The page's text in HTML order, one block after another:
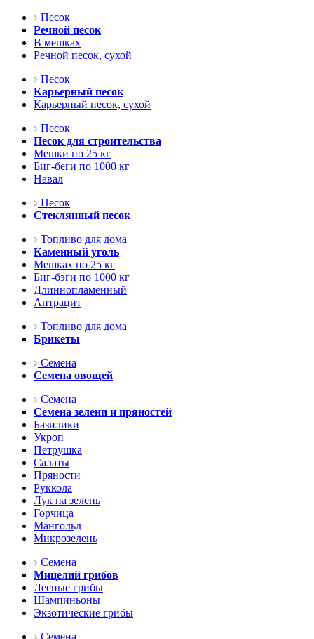
Песок
Речной песок
В мешках
Речной песок, сухой
Песок
Карьерный песок
Карьерный песок, сухой
Песок
Песок для строительства
Мешки по 25 кг
Биг-беги по 1000 кг
Навал
Песок
Стеклянный песок
Топливо для дома
Каменный уголь
Мешках по 25 кг
Биг-бэги по 1000 кг
Длиннопламенный
Антрацит
Топливо для дома
Брикеты
Семена
Семена овощей
Семена
Семена зелени и пряностей
Базилики
Укроп
Петрушка
Салаты
Пряности
Руккола
Лук на зелень
Горчица
Мангольд
Микрозелень
Семена
Мицелий грибов
Лесные грибы
Шампиньоны
Экзотические грибы
Семена